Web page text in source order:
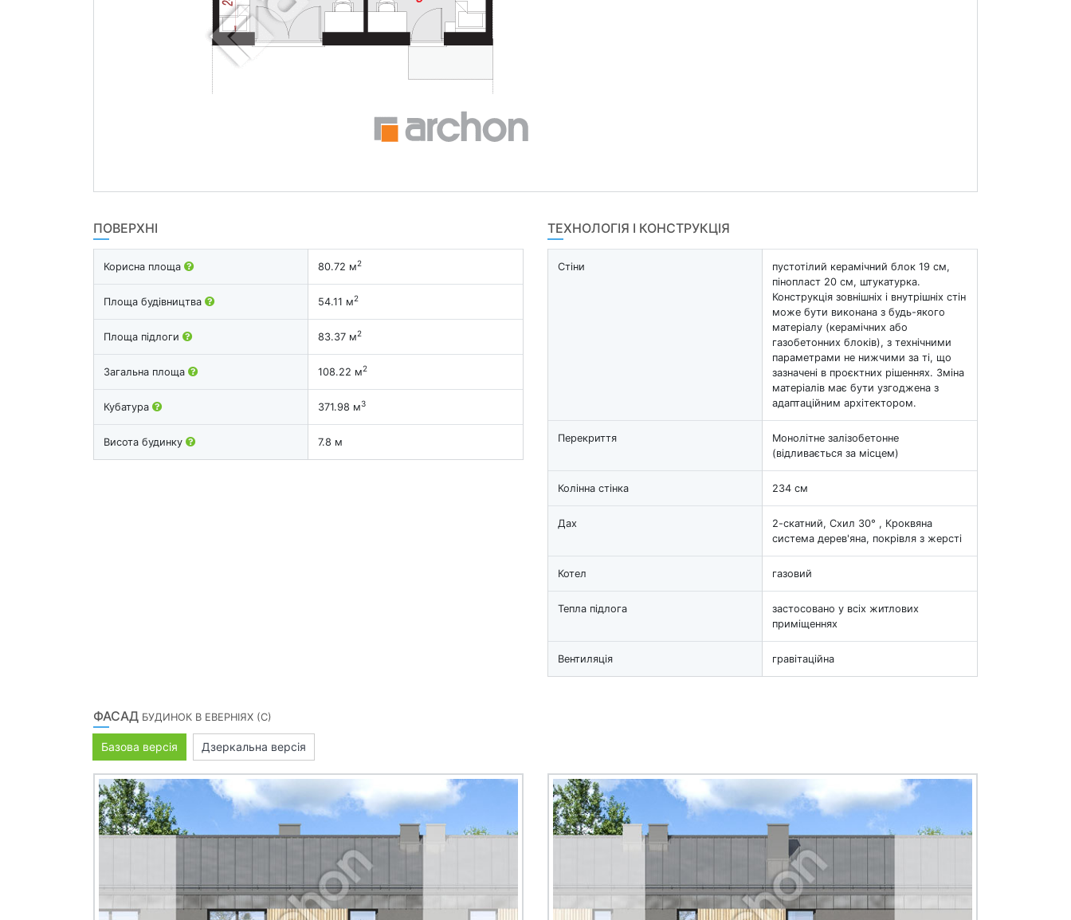
ПОВЕРХНІ
Корисна площа 80.72 м2
Площа будівництва 54.11 м2
Площа підлоги 83.37 м2
Загальна площа 108.22 м2
Кубатура 371.98 м3
Висота будинку 7.8 м
ТЕХНОЛОГІЯ І КОНСТРУКЦІЯ
Стіни
пустотілий керамічний блок 19 см,
пінопласт 20 см, штукатурка.
Конструкція зовнішніх і внутрішніх стін
може бути виконана з будь-якого
матеріалу (керамічних або
газобетонних блоків), з технічними
параметрами не нижчими за ті, що
зазначені в проєктних рішеннях. Зміна
матеріалів має бути узгоджена з
адаптаційним архітектором.
Перекриття
Монолітне залізобетонне
(відливається за місцем)
Колінна стінка 234 см
Дах
2-скатний, Схил 30° , Кроквяна
система дерев'яна, покрівля з жерсті
Котел газовий
Тепла підлога
застосовано у всіх житлових
приміщеннях
Вентиляція гравітаційна
ФАСАД БУДИНОК В ЕВЕРНІЯХ (С)
Базова версія Дзеркальна версія